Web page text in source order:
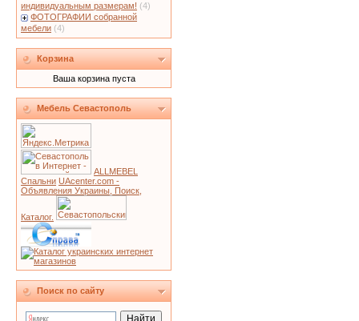
индивидуальным размерам! (4)
ФОТОГРАФИИ собранной
мебели (4)
Корзина
Ваша корзина пуста
Мебель Севастополь
ALLMEBEL
Спальни UAcenter.com -
Объявления Украины, Поиск,
Каталог.
Поиск по сайту